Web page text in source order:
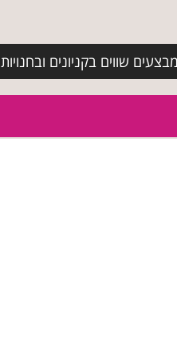
שווים בקניונים ובחנויות